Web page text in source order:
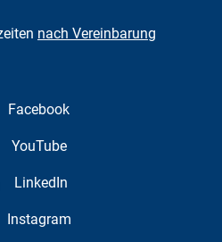
nach Vereinbarung
Facebook
YouTube
LinkedIn
Instagram